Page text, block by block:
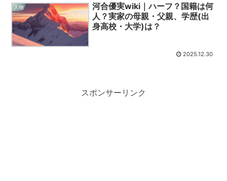
人物
河合優実wiki｜ハーフ？国籍は何
人？実家の母親・父親、学歴(出
身高校・大学)は？
2025.12.30
スポンサーリンク